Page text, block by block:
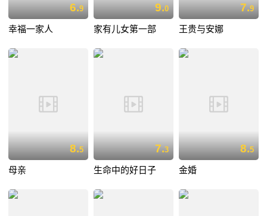
6.9
幸福一家人
9.0
家有儿女第一部
7.9
王贵与安娜
8.5
母亲
7.3
生命中的好日子
8.5
金婚